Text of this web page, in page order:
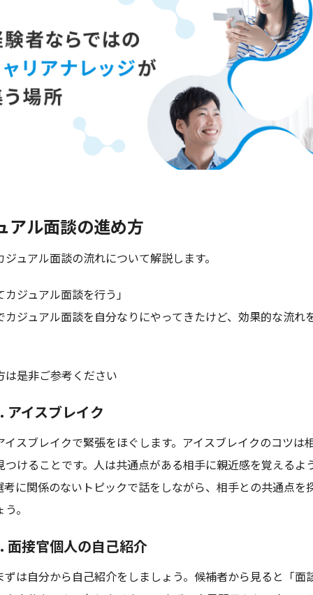
アル面談の進め方
ジュアル面談の流れについて解説します。
ジュアル面談を行う」
カジュアル面談を自分なりにやってきたけど、効果的な流れ
は是非ご参考ください
アイスブレイク
イスブレイクで緊張をほぐします。アイスブレイクのコツは
つけることです。人は共通点がある相手に親近感を覚えるよ
考に関係のないトピックで話をしながら、相手との共通点を
。
面接官個人の自己紹介
ずは自分から自己紹介をしましょう。候補者から見ると「面